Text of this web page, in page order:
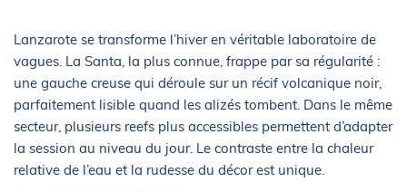
Lanzarote se transforme l’hiver en véritable laboratoire de
vagues. La Santa, la plus connue, frappe par sa régularité :
une gauche creuse qui déroule sur un récif volcanique noir,
parfaitement lisible quand les alizés tombent. Dans le même
secteur, plusieurs reefs plus accessibles permettent d’adapter
la session au niveau du jour. Le contraste entre la chaleur
relative de l’eau et la rudesse du décor est unique.